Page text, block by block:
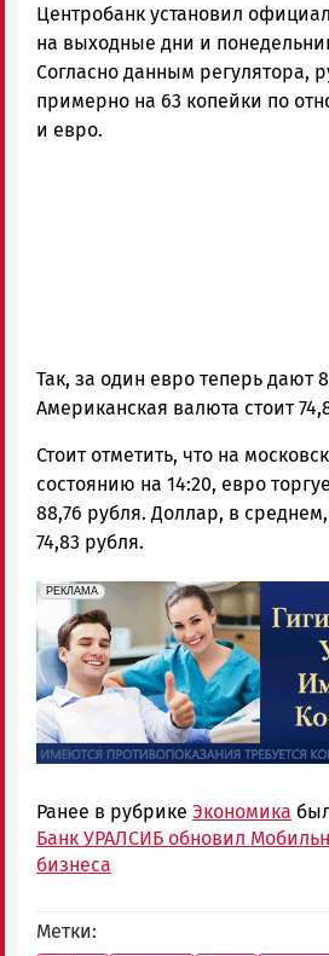
Петрозаводска
и
Карелии
|
Петрозаводск
ГОВОРИТ
Центробанк установил
на выходные дни и
Согласно данным регулятора,
примерно на 63 копейки по
и евро.
Так, за один евро теперь дают
Американская валюта стоит
Стоит отметить, что на
состоянию на 14:20, евро
88,76 рубля. Доллар, в
74,83 рубля.
erid: 2SDnjdpiKp6
РЕКЛАМА
Реклама
Ранее в рубрике Экономика
Банк УРАЛСИБ обновил
бизнеса
Метки